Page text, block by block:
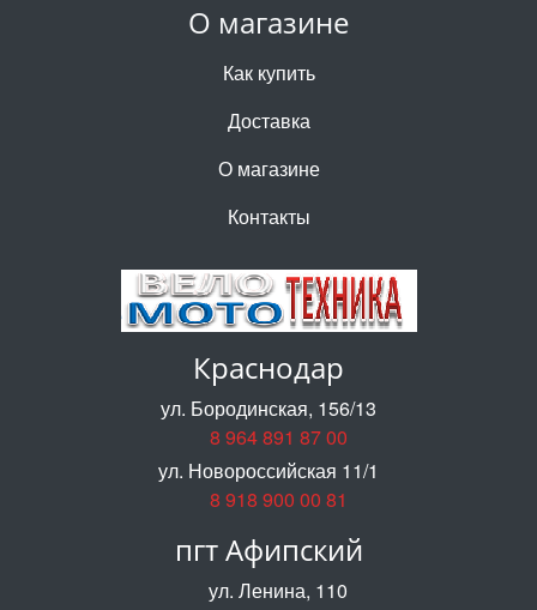
О магазине
Как купить
Доставка
О магазине
Контакты
Краснодар
ул. Бородинская, 156/13
8 964 891 87 00
ул. Новороссийская 11/1
8 918 900 00 81
пгт Афипский
ул. Ленина, 110